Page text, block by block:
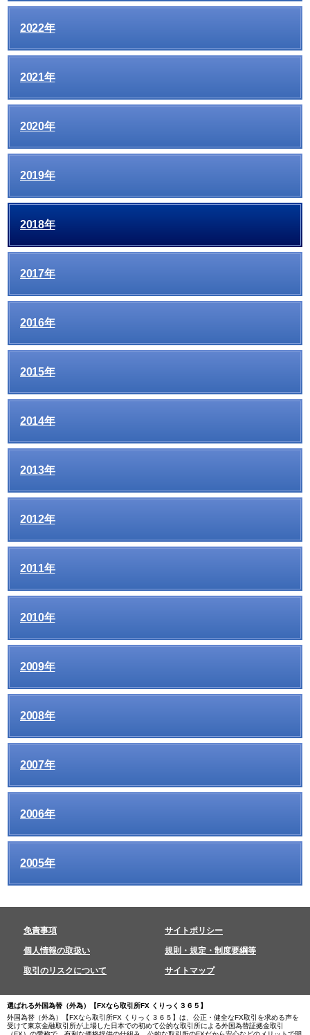
2022年
2021年
2020年
2019年
2018年
2017年
2016年
2015年
2014年
2013年
2012年
2011年
2010年
2009年
2008年
2007年
2006年
2005年
免責事項 サイトポリシー
個人情報の取扱い 規則・規定・制度要綱等
取引のリスクについて サイトマップ
選ばれる外国為替（外為）【FXなら取引所FX くりっく３６５】
外国為替（外為）【FXなら取引所FX くりっく３６５】は、公正・健全なFX取引を求める声を
受けて東京金融取引所が上場した日本での初めて公的な取引所による外国為替証拠金取引